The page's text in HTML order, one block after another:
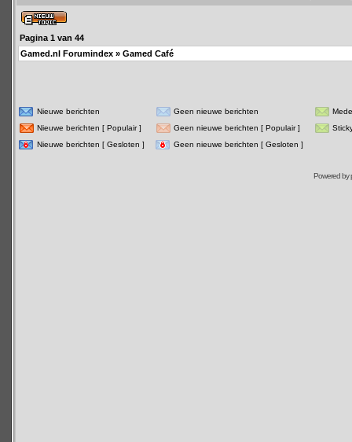
Pagina 1 van 44
Gamed.nl Forumindex » Gamed Café
Nieuwe berichten Geen nieuwe berichten
Nieuwe berichten [ Populair ]
Geen nieuwe berichten [ Populair ]
Nieuwe berichten [ Gesloten ]
Geen nieuwe berichten [ Gesloten ]
Powered by